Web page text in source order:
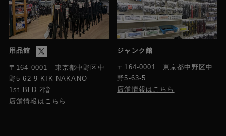
用品館
〒164-0001 東京都中野区中
野5-62-9 KIK NAKANO
1st.BLD 2階
店舗情報はこちら
ジャンク館
〒164-0001 東京都中野区中
野5-63-5
店舗情報はこちら